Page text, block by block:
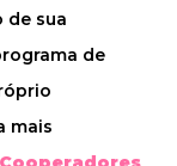
de sua
de
mais